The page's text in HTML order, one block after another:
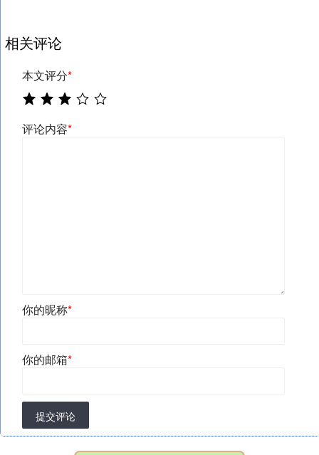
相关评论
本文评分*
评论内容*
你的昵称*
你的邮箱*
提交评论